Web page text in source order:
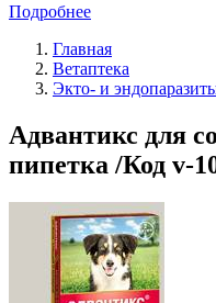
Подробнее
Главная
Ветаптека
Экто- и
Адвантикс для
пипетка /Код v-